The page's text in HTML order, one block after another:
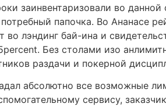
заинвентаризовали во
потребный папочка. Во Ананасе
во лэндинг бай-ина и
Без столами изо
раздачи и покерной
абсолютно все возможные
сервису,